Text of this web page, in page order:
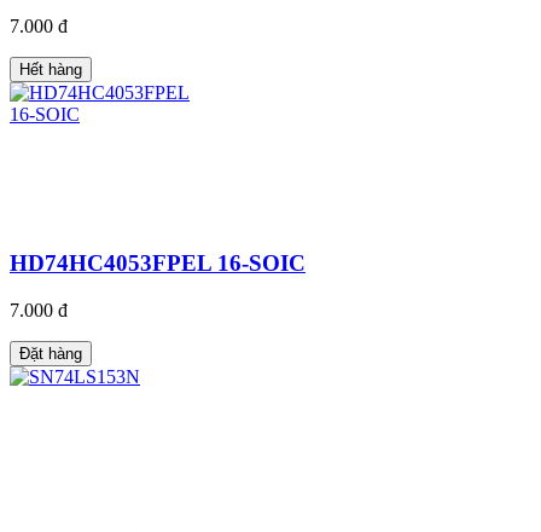
7.000 đ
Hết hàng
HD74HC4053FPEL 16-SOIC
7.000 đ
Đặt hàng